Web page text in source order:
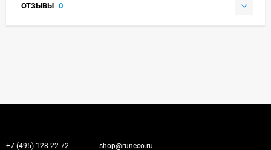
ОТЗЫВЫ 0
+7 (495) 128-22-72 shop@runeco.ru